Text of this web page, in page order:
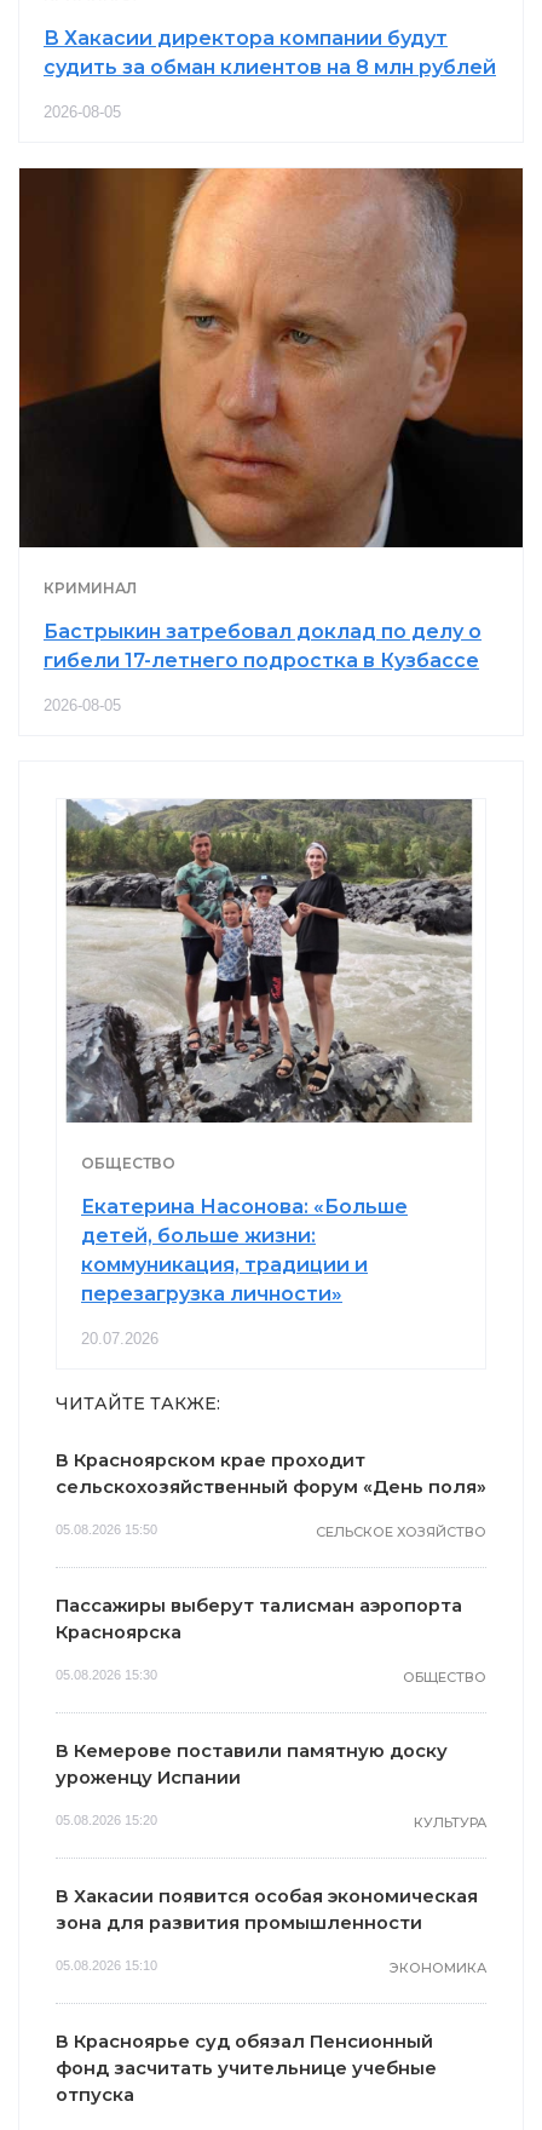
В Хакасии директора компании будут
судить за обман клиентов на 8 млн рублей
2026-08-05
КРИМИНАЛ
Бастрыкин затребовал доклад по делу о
гибели 17-летнего подростка в Кузбассе
2026-08-05
ОБЩЕСТВО
Екатерина Насонова: «Больше
детей, больше жизни:
коммуникация, традиции и
перезагрузка личности»
20.07.2026
ЧИТАЙТЕ ТАКЖЕ:
В Красноярском крае проходит
сельскохозяйственный форум «День поля»
05.08.2026 15:50 СЕЛЬСКОЕ ХОЗЯЙСТВО
Пассажиры выберут талисман аэропорта
Красноярска
05.08.2026 15:30 ОБЩЕСТВО
В Кемерове поставили памятную доску
уроженцу Испании
05.08.2026 15:20 КУЛЬТУРА
В Хакасии появится особая экономическая
зона для развития промышленности
05.08.2026 15:10 ЭКОНОМИКА
В Красноярье суд обязал Пенсионный
фонд засчитать учительнице учебные
отпуска